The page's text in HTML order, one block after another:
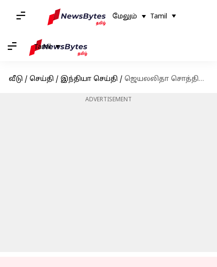
மேலும் Tamil
Tamil
வீடு / செய்தி / இந்தியா செய்தி / ஜெயலலிதா சொத்தில் பங்குகேட்டு கர்நாடக முதியவர் தொடர்ந்த வழக்கு விசாரணைக்கு ஏற்பு
ADVERTISEMENT